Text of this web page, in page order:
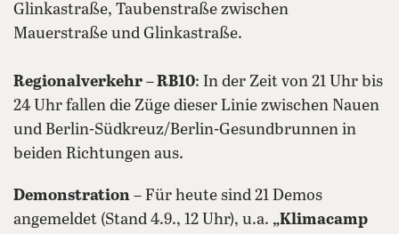
Glinkastraße, Taubenstraße zwischen
Mauerstraße und Glinkastraße.
Regionalverkehr –RB10: In der Zeit von 21 Uhr bis
24 Uhr fallen die Züge dieser Linie zwischen Nauen
und Berlin-Südkreuz/Berlin-Gesundbrunnen in
beiden Richtungen aus.
Demonstration – Für heute sind 21 Demos
angemeldet (Stand 4.9., 12 Uhr), u.a. „Klimacamp